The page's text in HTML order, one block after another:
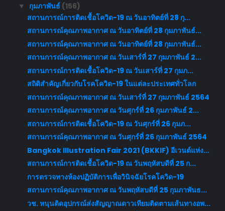
▼ กุมภาพันธ์ (156)
สถานการณ์การติดเชื้อโควิด-19 ณ วันอาทิตย์ที่ 28 กุ...
สถานการณ์คุณภาพอากาศ ณ วันอาทิตย์ที่ 28 กุมภาพันธ์...
สถานการณ์คุณภาพอากาศ ณ วันอาทิตย์ที่ 28 กุมภาพันธ์...
สถานการณ์คุณภาพอากาศ ณ วันเสาร์ที่ 27 กุมภาพันธ์ 2...
สถานการณ์การติดเชื้อโควิด-19 ณ วันเสาร์ที่ 27 กุมภ...
สถิติสำคัญเกี่ยวกับโรคโควิด-19 ในแต่ละประเทศทั่วโลก
สถานการณ์คุณภาพอากาศ ณ วันเสาร์ที่ 27 กุมภาพันธ์ 2564
สถานการณ์คุณภาพอากาศ ณ วันศุกร์ที่ 26 กุมภาพันธ์ 2...
สถานการณ์การติดเชื้อโควิด-19 ณ วันศุกร์ที่ 26 กุมภ...
สถานการณ์คุณภาพอากาศ ณ วันศุกร์ที่ 26 กุมภาพันธ์ 2564
Bangkok Illustration Fair 2021 (BKKIF) อีเวนต์แห่ง...
สถานการณ์การติดเชื้อโควิด-19 ณ วันพฤหัสบดีที่ 25 ก...
การตรวจทางห้องปฏิบัติการเพื่อวินิจฉัยโรคโควิด-19
สถานการณ์คุณภาพอากาศ ณ วันพฤหัสบดีที่ 25 กุมภาพันธ...
วช. หนุนติดอุปกรณ์ส่งสัญญาณดาวเทียมติดตามเส้นทางอพ...